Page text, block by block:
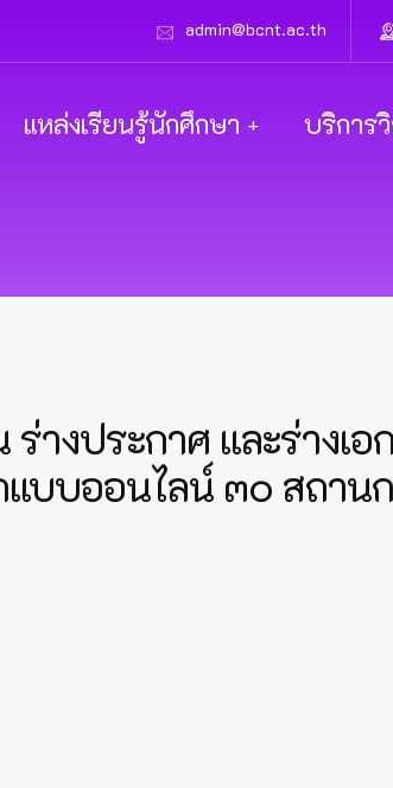
admin@bcnt.ac.th
แหล่งเรียนรู้นักศึกษา บริการ
างประกาศ และร่าง
บบออนไลน์ ๓๐ สถาน